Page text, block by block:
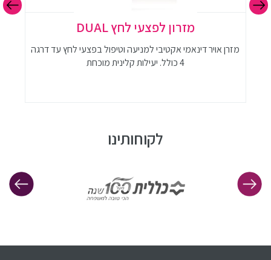
מזרון לפצעי לחץ DUAL
מזרן אויר דינאמי אקטיבי למניעה וטיפול בפצעי לחץ עד דרגה
4 כולל. יעילות קלינית מוכחת
לקוחותינו